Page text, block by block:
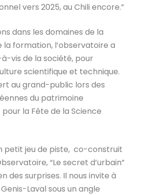
vers 2025, au Chili encore.”
dans les domaines de la
formation, l’observatoire a
vis de la société, pour
scientifique et technique.
au grand-public lors des
du patrimoine
la Fête de la Science
petit jeu de piste, co-construit
“Le secret d’urbain”
des surprises. Il nous invite à
Laval sous un angle